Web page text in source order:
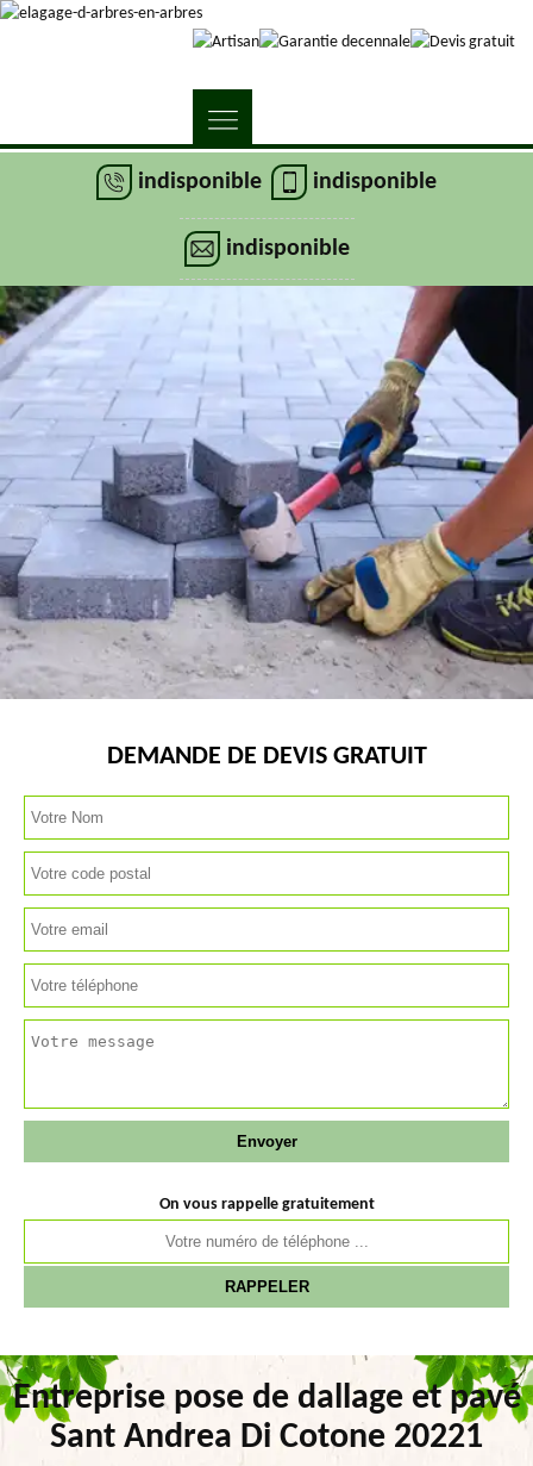
indisponible indisponible
indisponible
DEMANDE DE DEVIS GRATUIT
On vous rappelle gratuitement
Entreprise pose de dallage et pavé
Sant Andrea Di Cotone 20221